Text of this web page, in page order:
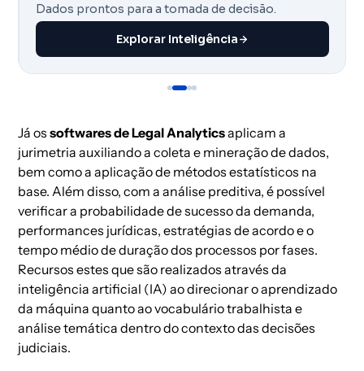
Dados prontos para a tomada de decisão.
Explorar Inteligência
Já ossoftwares de Legal Analyticsaplicam a
jurimetria auxiliando a coleta e mineração de dados,
bem como a aplicação de métodos estatísticos na
base. Além disso, com a análise preditiva, é possível
verificar a probabilidade de sucesso da demanda,
performances jurídicas, estratégias de acordo e o
tempo médio de duração dos processos por fases.
Recursos estes que são realizados através da
inteligência artificial (IA) ao direcionar o aprendizado
da máquina quanto ao vocabulário trabalhista e
análise temática dentro do contexto das decisões
judiciais.